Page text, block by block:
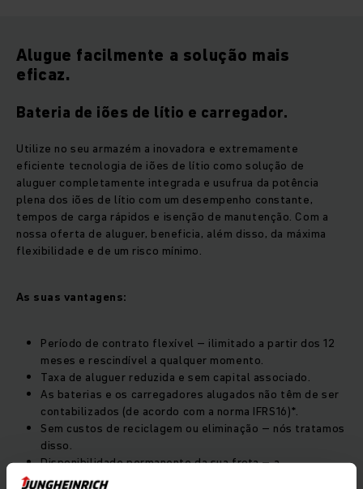
Alugue facilmente a solução mais
eficaz.
Bateria de iões de lítio e carregador.
Utilize no seu armazém a inovadora e extremamente
eficiente tecnologia de iões de lítio como solução de
aluguer completamente integrada e usufrua da potência
plena dos iões de lítio com um desempenho constante,
tempos de carga rápidos e isenção de manutenção. Com a
nossa oferta de aluguer, beneficia, além disso, da máxima
flexibilidade e de um risco mínimo.
As suas vantagens:
Período de contrato flexível – ilimitado a partir dos 12
meses e rescindível a qualquer momento.
Taxa de aluguer reduzida e sem capital associado.
As baterias e os carregadores alugados não têm de ser
contabilizados (de acordo com a norma IFRS16)*.
Sem custos de reciclagem ou eliminação – nós tratamos
disso.
Disponibilidade permanente da sua frota – a
Jungheinrich assume o risco de falha.